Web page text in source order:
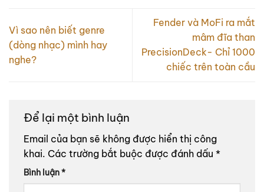
Vì sao nên biết genre
(dòng nhạc) mình hay
nghe?
Fender và MoFi ra mắt
mâm đĩa than
PrecisionDeck- Chỉ 1000
chiếc trên toàn cầu
Để lại một bình luận
Email của bạn sẽ không được hiển thị công
khai. Các trường bắt buộc được đánh dấu *
Bình luận*